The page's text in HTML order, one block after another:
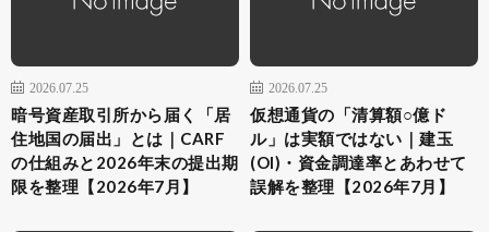
2026.07.25
暗号資産取引所から届く「居
住地国の届出」とは｜CARF
の仕組みと2026年末の提出期
限を整理【2026年7月】
2026.07.25
仮想通貨の「清算額○億ド
ル」は実額ではない｜建玉
(OI)・資金調達率とあわせて
誤解を整理【2026年7月】